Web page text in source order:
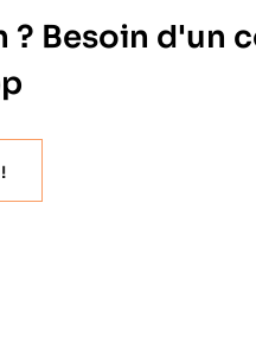
? Besoin d'un